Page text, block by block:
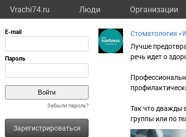
Vrachi74.ru Люди Организации
Забыли пароль?
Зарегистрироваться
Стоматология
Лучше
речь идет о
Так что дважды
группы или по